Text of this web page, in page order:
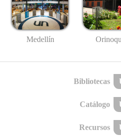
Medellín
Bibliotecas
Catálogo
Recursos